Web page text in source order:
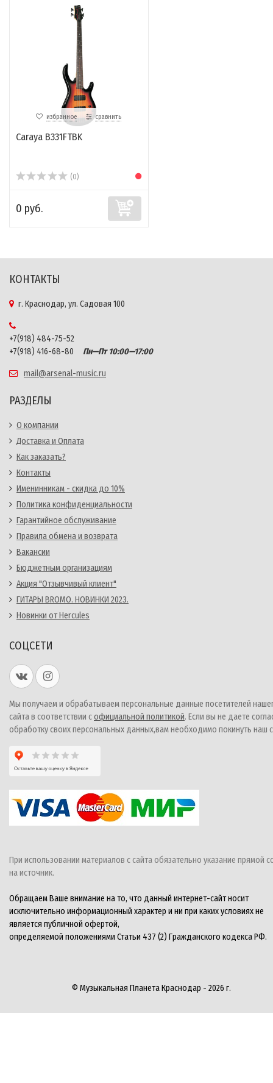
избранное сравнить
Caraya B331FTBK
(0)
0 руб.
КОНТАКТЫ
г. Краснодар, ул. Садовая 100
+7(918) 484-75-52
+7(918) 416-68-80
Пн—Пт 10:00—17:00
mail@arsenal-music.ru
РАЗДЕЛЫ
О компании
Доставка и Оплата
Как заказать?
Контакты
Именинникам - скидка до 10%
Политика конфиденциальности
Гарантийное обслуживание
Правила обмена и возврата
Вакансии
Бюджетным организациям
Акция "Отзывчивый клиент"
ГИТАРЫ BROMO. НОВИНКИ 2023.
Новинки от Hercules
СОЦСЕТИ
Мы получаем и обрабатываем персональные данные посетителей
сайта в соответствии софициальной политикой. Если вы не даете
обработку своих персональных данных,вам необходимо покинуть наш
При использовании материалов с сайта обязательно указание прямой
на источник.
Обращаем Ваше внимание на то, что данный интернет-сайт носит
исключительно информационный характер и ни при каких условиях не
является публичной офертой,
определяемой положениями Статьи 437 (2) Гражданского кодекса РФ.
© Музыкальная Планета Краснодар - 2026 г.